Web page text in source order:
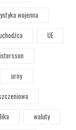
wojenna
UE
urny
waluty